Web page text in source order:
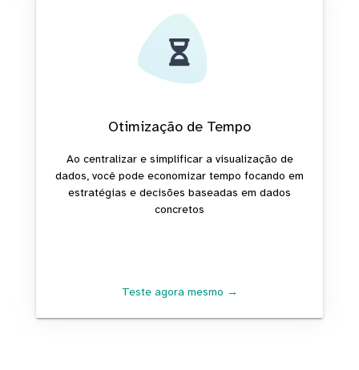
Otimização de Tempo
Ao centralizar e simplificar a visualização de
dados, você pode economizar tempo focando em
estratégias e decisões baseadas em dados
concretos
Teste agora mesmo →